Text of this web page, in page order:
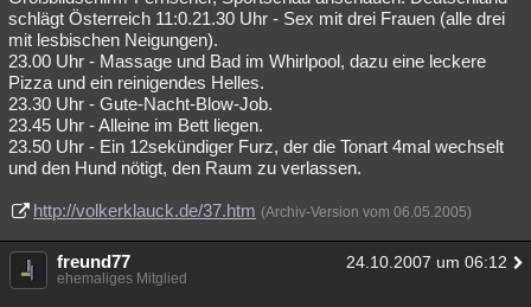
schlägt Österreich 11:0.21.30 Uhr - Sex mit drei Frauen (alle drei
mit lesbischen Neigungen).
23.00 Uhr - Massage und Bad im Whirlpool, dazu eine leckere
Pizza und ein reinigendes Helles.
23.30 Uhr - Gute-Nacht-Blow-Job.
23.45 Uhr - Alleine im Bett liegen.
23.50 Uhr - Ein 12sekündiger Furz, der die Tonart 4mal wechselt
und den Hund nötigt, den Raum zu verlassen.
http://volkerklauck.de/37.htm (Archiv-Version vom 06.05.2005)
freund77 24.10.2007 um 06:12
ehemaliges Mitglied